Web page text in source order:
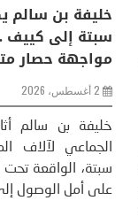
منذر بالضيافي
التغيرات
ظاهرة طبيعية
وحضاري ( مقاربة
سوسيولوجية )
23 يوليو، 2026
كتب: منذر
التغييرات